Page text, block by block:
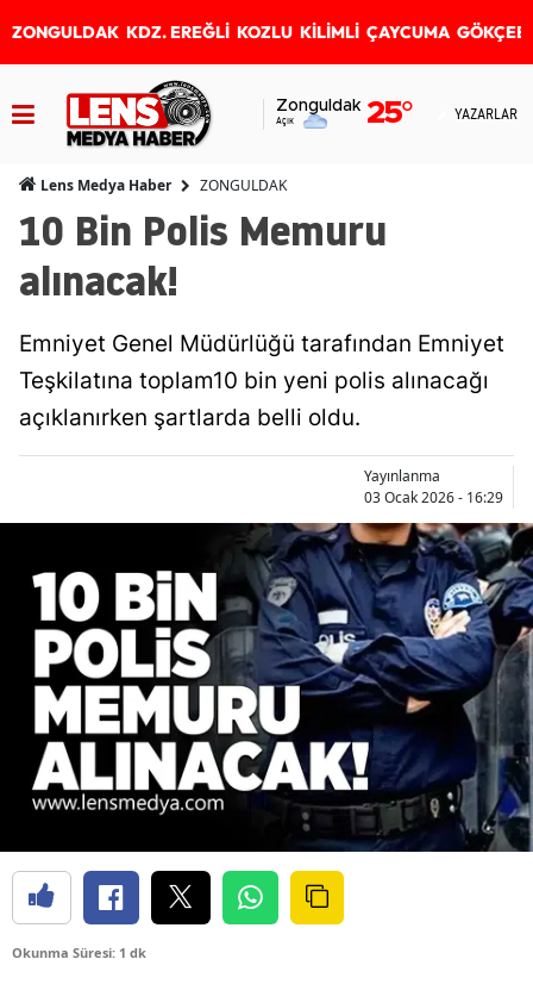
ZONGULDAK KDZ. EREĞLİ KOZLU KİLİMLİ ÇAYCUMA
Zonguldak
Açık 25° YAZARLAR
Lens Medya Haber ZONGULDAK
10 Bin Polis Memuru
alınacak!
Emniyet Genel Müdürlüğü tarafından Emniyet
Teşkilatına toplam10 bin yeni polis alınacağı
açıklanırken şartlarda belli oldu.
Yayınlanma
03 Ocak 2026 - 16:29
Okunma Süresi: 1 dk